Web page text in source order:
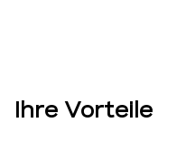
Ihre Vorteile